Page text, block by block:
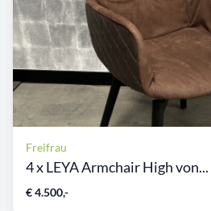
Freifrau
4 x LEYA Armchair High von...
€ 4.500,-